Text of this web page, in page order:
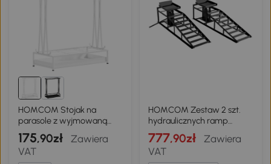
HOMCOM Stojak na
parasole z wyjmowaną
tacą ociekową, stojak na
parasole z 21 otworami i 24
haczykami, stal, biały
175,90zł
Zawiera
VAT
HOMCOM Zestaw 2 szt.
hydraulicznych ramp
podjazdowych regulowana
wysokość rampa
krawężnikowa udźwig 3 t,
777,90zł
Zawiera
VAT